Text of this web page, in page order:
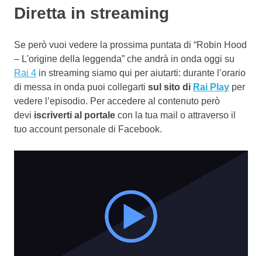
Diretta in streaming
Se però vuoi vedere la prossima puntata di “Robin Hood
– L'origine della leggenda” che andrà in onda oggi su
Rai 4 in streaming siamo qui per aiutarti: durante l’orario
di messa in onda puoi collegarti sul sito di Rai Play per
vedere l’episodio. Per accedere al contenuto però
devi iscriverti al portale con la tua mail o attraverso il
tuo account personale di Facebook.